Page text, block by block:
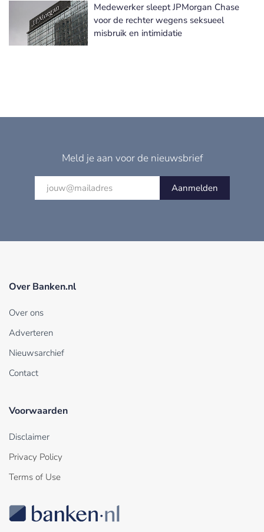
Medewerker sleept JPMorgan Chase
voor de rechter wegens seksueel
misbruik en intimidatie
Meld je aan voor de nieuwsbrief
Aanmelden
Over Banken.nl
Over ons
Adverteren
Nieuwsarchief
Contact
Voorwaarden
Disclaimer
Privacy Policy
Terms of Use